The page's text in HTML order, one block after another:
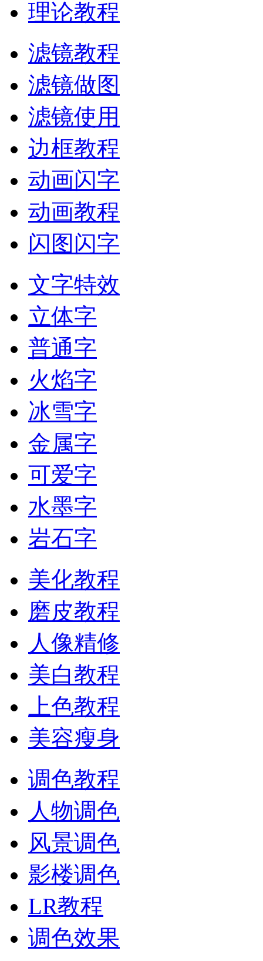
理论教程
滤镜教程
滤镜做图
滤镜使用
边框教程
动画闪字
动画教程
闪图闪字
文字特效
立体字
普通字
火焰字
冰雪字
金属字
可爱字
水墨字
岩石字
美化教程
磨皮教程
人像精修
美白教程
上色教程
美容瘦身
调色教程
人物调色
风景调色
影楼调色
LR教程
调色效果